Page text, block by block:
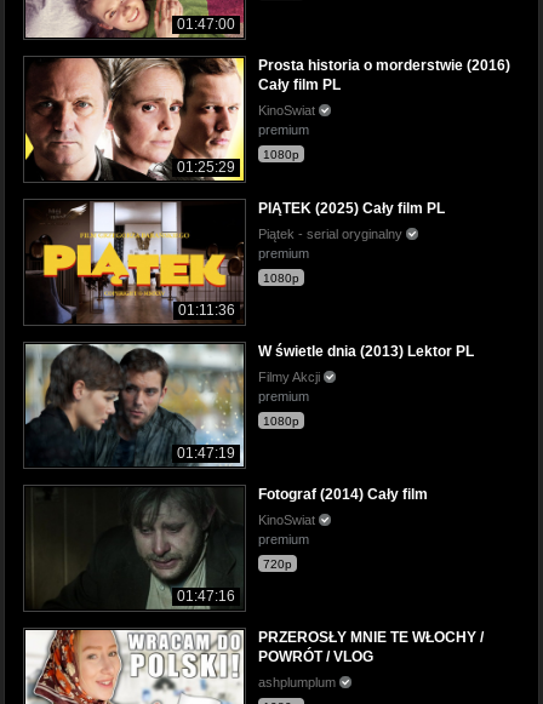
01:47:00
01:25:29
Prosta historia o morderstwie (2016)
Cały film PL
KinoSwiat
premium
1080p
01:11:36
PIĄTEK (2025) Cały film PL
Piątek - serial oryginalny
premium
1080p
01:47:19
W świetle dnia (2013) Lektor PL
Filmy Akcji
premium
1080p
01:47:16
Fotograf (2014) Cały film
KinoSwiat
premium
720p
PRZEROSŁY MNIE TE WŁOCHY /
POWRÓT / VLOG
ashplumplum